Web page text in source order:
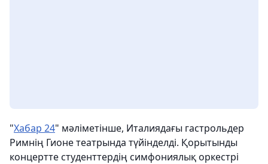
"Хабар 24" мәліметінше, Италиядағы гастрольдер
Римнің Гионе театрында түйінделді. Қорытынды
концертте студенттердің симфониялық оркестрі